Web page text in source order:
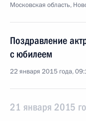
Московская область,
Поздравление
с юбилеем
22 января 2015 года,
21 января 2015